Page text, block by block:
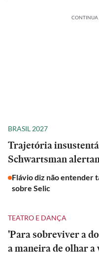
CONTINUA
BRASIL 2027
Trajetória
Schwartsman
Flávio diz não entender
sobre Selic
TEATRO E DANÇA
'Para sobreviver a
a maneira de olhar